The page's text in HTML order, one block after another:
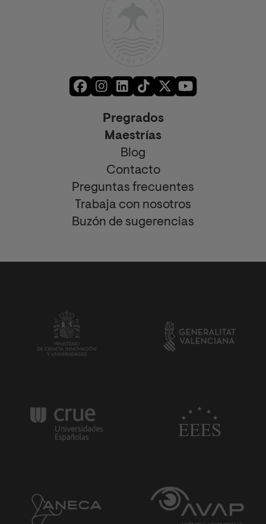
Pregrados
Maestrías
Blog
Contacto
Preguntas frecuentes
Trabaja con nosotros
Buzón de sugerencias